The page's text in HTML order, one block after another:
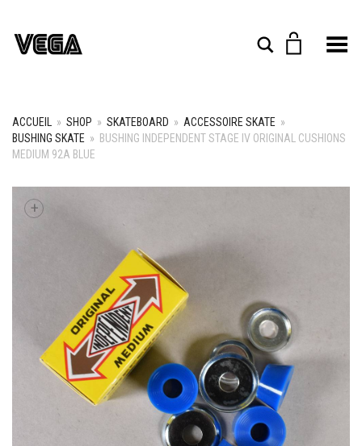
Rechercher
Toggle Menu
ACCUEIL » SHOP » SKATEBOARD » ACCESSOIRE SKATE »
BUSHING SKATE » BUSHING INDEPENDENT STAGE IV ORIGINAL CUSHIONS
MEDIUM 92A BLUE
+